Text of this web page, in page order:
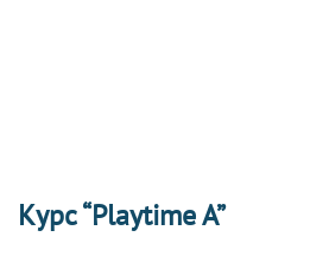
Курс “Playtime A”